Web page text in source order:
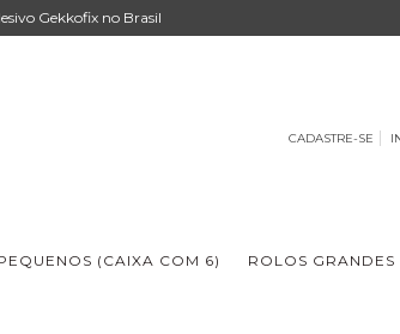
Gekkofix no Brasil
CADASTRE-SE
(CAIXA COM 6) ROLOS